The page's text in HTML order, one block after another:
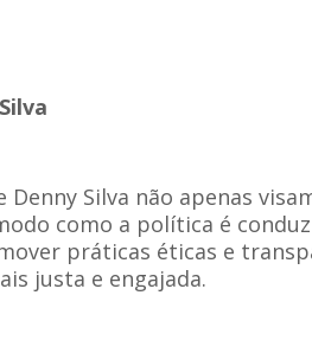
Silva não apenas
como a política é
práticas éticas e
justa e engajada.